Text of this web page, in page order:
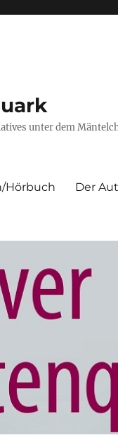
unter dem
Hörbuch Der